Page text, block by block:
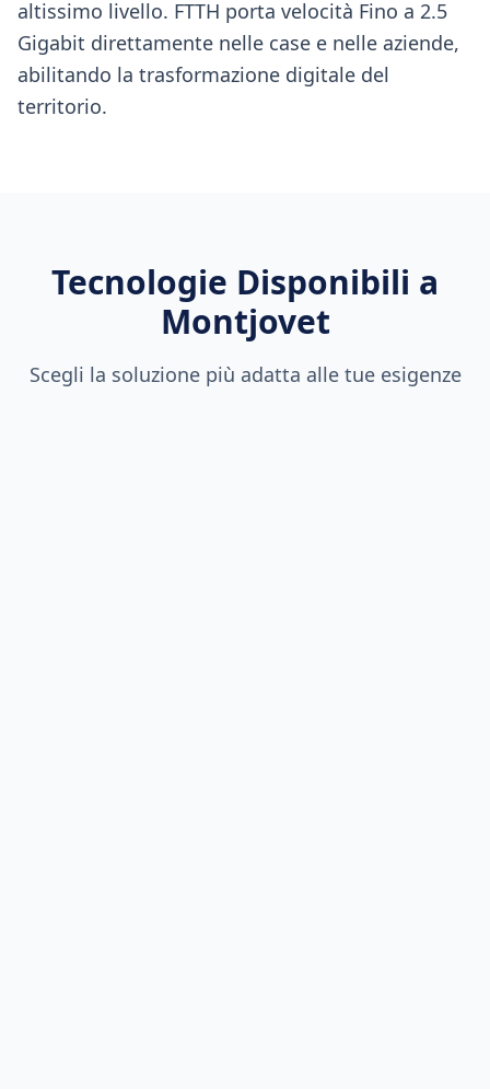
altissimo livello. FTTH porta velocità Fino a 2.5
Gigabit direttamente nelle case e nelle aziende,
abilitando la trasformazione digitale del
territorio.
Tecnologie Disponibili a
Montjovet
Scegli la soluzione più adatta alle tue esigenze